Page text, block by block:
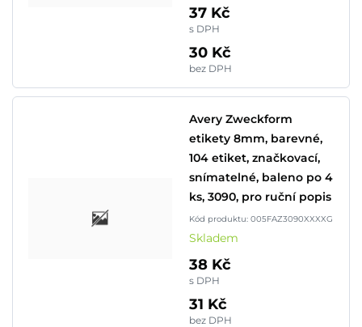
37 Kč
s DPH
30 Kč
bez DPH
Avery Zweckform
etikety 8mm, barevné,
104 etiket, značkovací,
snímatelné, baleno po 4
ks, 3090, pro ruční popis
Kód produktu: 005FAZ3090XXXXG
Skladem
38 Kč
s DPH
31 Kč
bez DPH